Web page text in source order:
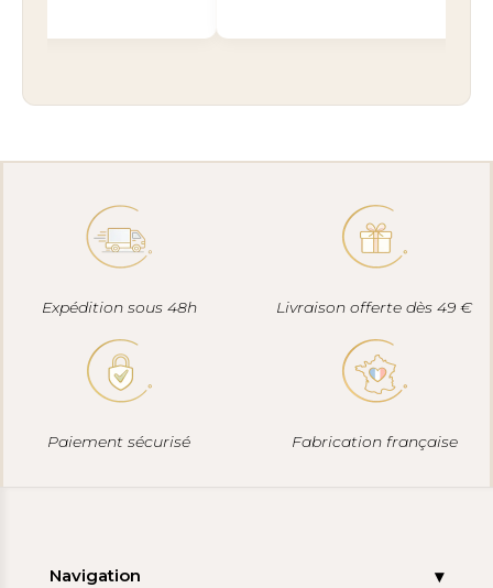
Expédition sous 48h Livraison offerte dès 49 €
Paiement sécurisé Fabrication française
Navigation